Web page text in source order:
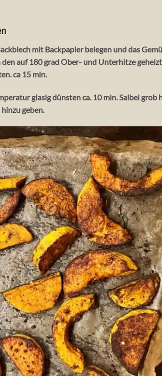
mit Backpapier belegen und das
auf 180 grad Ober- und Unterhitze
ca 15 min.
glasig dünsten ca. 10 min. Salbei grob
geben.